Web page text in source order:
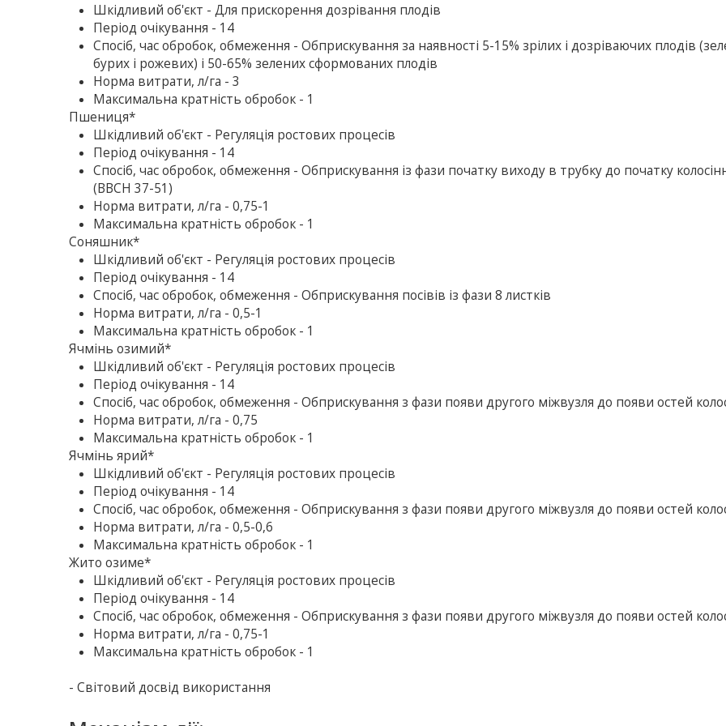
Шкiдливий об'єкт - Для прискорення дозрівання плодів
Період очікування - 14
Спосіб, час обробок, обмеження - Обприскування за наявності 5-15% зрілих і дозріваючих плодів
бурих і рожевих) і 50-65% зелених сформованих плодів
Норма витрати, л/га - 3
Максимальна кратність обробок - 1
Пшениця*
Шкiдливий об'єкт - Регуляція ростових процесів
Період очікування - 14
Спосіб, час обробок, обмеження - Обприскування із фази початку виходу в трубку до початку
(ВВСН 37-51)
Норма витрати, л/га - 0,75-1
Максимальна кратність обробок - 1
Соняшник*
Шкiдливий об'єкт - Регуляція ростових процесів
Період очікування - 14
Спосіб, час обробок, обмеження - Обприскування посівів із фази 8 листків
Норма витрати, л/га - 0,5-1
Максимальна кратність обробок - 1
Ячмінь озимий*
Шкiдливий об'єкт - Регуляція ростових процесів
Період очікування - 14
Спосіб, час обробок, обмеження - Обприскування з фази появи другого міжвузля до появи остей
Норма витрати, л/га - 0,75
Максимальна кратність обробок - 1
Ячмінь ярий*
Шкiдливий об'єкт - Регуляція ростових процесів
Період очікування - 14
Спосіб, час обробок, обмеження - Обприскування з фази появи другого міжвузля до появи остей
Норма витрати, л/га - 0,5-0,6
Максимальна кратність обробок - 1
Жито озиме*
Шкiдливий об'єкт - Регуляція ростових процесів
Період очікування - 14
Спосіб, час обробок, обмеження - Обприскування з фази появи другого міжвузля до появи остей
Норма витрати, л/га - 0,75-1
Максимальна кратність обробок - 1
- Свiтовий досвiд використання